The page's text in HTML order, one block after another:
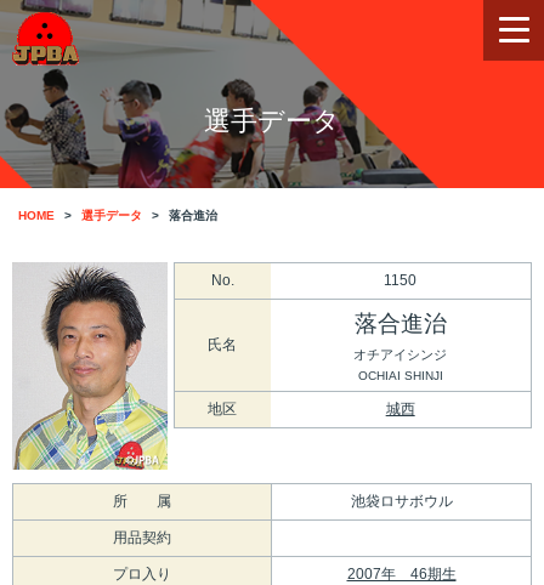
選手データ
HOME 選手データ 落合進治
No. 1150
氏名
落合進治
オチアイシンジ
OCHIAI SHINJI
地区 城西
所 属 池袋ロサボウル
用品契約
プロ入り 2007年 46期生